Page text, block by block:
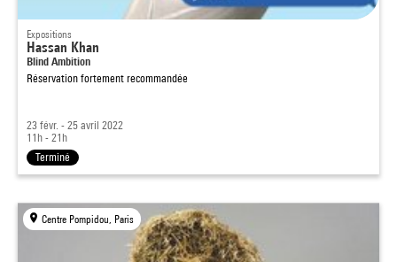
Expositions
Hassan Khan
Blind Ambition
Réservation fortement recommandée
23 févr. - 25 avril 2022
11h - 21h
Terminé
Centre Pompidou, Paris